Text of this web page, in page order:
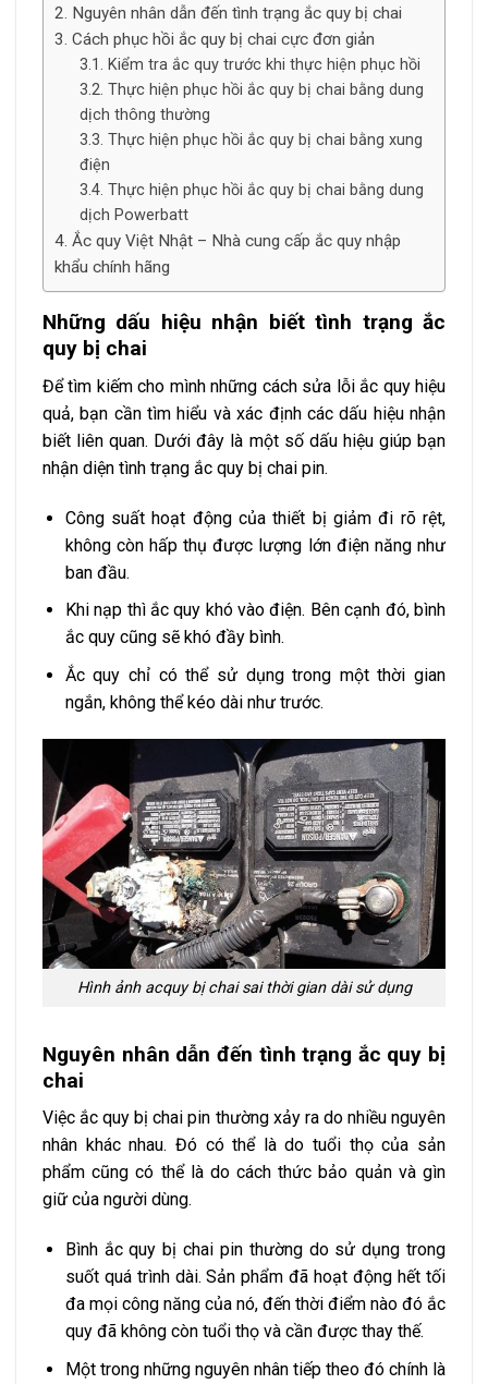
Nguyên nhân dẫn đến tình trạng ắc quy bị chai
Cách phục hồi ắc quy bị chai cực đơn giản
Kiểm tra ắc quy trước khi thực hiện phục hồi
Thực hiện phục hồi ắc quy bị chai bằng dung
dịch thông thường
Thực hiện phục hồi ắc quy bị chai bằng xung
điện
Thực hiện phục hồi ắc quy bị chai bằng dung
dịch Powerbatt
Ắc quy Việt Nhật – Nhà cung cấp ắc quy nhập
khẩu chính hãng
Những dấu hiệu nhận biết tình trạng ắc
quy bị chai
Để tìm kiếm cho mình những cách sửa lỗi ắc quy hiệu
quả, bạn cần tìm hiểu và xác định các dấu hiệu nhận
biết liên quan. Dưới đây là một số dấu hiệu giúp bạn
nhận diện tình trạng ắc quy bị chai pin.
Công suất hoạt động của thiết bị giảm đi rõ rệt,
không còn hấp thụ được lượng lớn điện năng như
ban đầu.
Khi nạp thì ắc quy khó vào điện. Bên cạnh đó, bình
ắc quy cũng sẽ khó đầy bình.
Ắc quy chỉ có thể sử dụng trong một thời gian
ngắn, không thể kéo dài như trước.
Hình ảnh acquy bị chai sai thời gian dài sử dụng
Nguyên nhân dẫn đến tình trạng ắc quy bị
chai
Việc ắc quy bị chai pin thường xảy ra do nhiều nguyên
nhân khác nhau. Đó có thể là do tuổi thọ của sản
phẩm cũng có thể là do cách thức bảo quản và gìn
giữ của người dùng.
Bình ắc quy bị chai pin thường do sử dụng trong
suốt quá trình dài. Sản phẩm đã hoạt động hết tối
đa mọi công năng của nó, đến thời điểm nào đó ắc
quy đã không còn tuổi thọ và cần được thay thế.
Một trong những nguyên nhân tiếp theo đó chính là